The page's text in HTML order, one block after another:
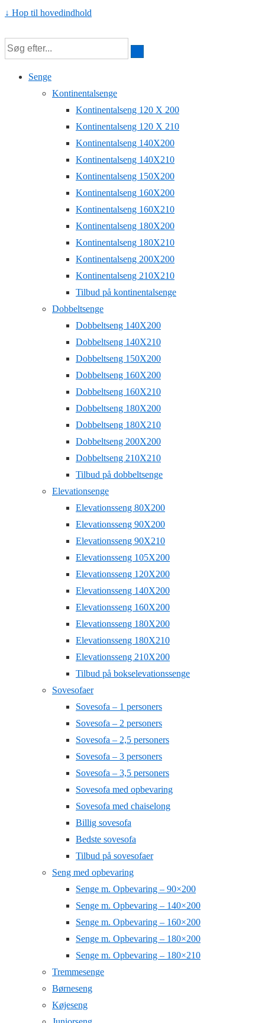
↓ Hop til hovedindhold
Senge
Kontinentalsenge
Kontinentalseng 120 X 200
Kontinentalseng 120 X 210
Kontinentalseng 140X200
Kontinentalseng 140X210
Kontinentalseng 150X200
Kontinentalseng 160X200
Kontinentalseng 160X210
Kontinentalseng 180X200
Kontinentalseng 180X210
Kontinentalseng 200X200
Kontinentalseng 210X210
Tilbud på kontinentalsenge
Dobbeltsenge
Dobbeltseng 140X200
Dobbeltseng 140X210
Dobbeltseng 150X200
Dobbeltseng 160X200
Dobbeltseng 160X210
Dobbeltseng 180X200
Dobbeltseng 180X210
Dobbeltseng 200X200
Dobbeltseng 210X210
Tilbud på dobbeltsenge
Elevationsenge
Elevationsseng 80X200
Elevationsseng 90X200
Elevationsseng 90X210
Elevationsseng 105X200
Elevationsseng 120X200
Elevationsseng 140X200
Elevationsseng 160X200
Elevationsseng 180X200
Elevationsseng 180X210
Elevationsseng 210X200
Tilbud på bokselevationssenge
Sovesofaer
Sovesofa – 1 personers
Sovesofa – 2 personers
Sovesofa – 2,5 personers
Sovesofa – 3 personers
Sovesofa – 3,5 personers
Sovesofa med opbevaring
Sovesofa med chaiselong
Billig sovesofa
Bedste sovesofa
Tilbud på sovesofaer
Seng med opbevaring
Senge m. Opbevaring – 90×200
Senge m. Opbevaring – 140×200
Senge m. Opbevaring – 160×200
Senge m. Opbevaring – 180×200
Senge m. Opbevaring – 180×210
Tremmesenge
Børneseng
Køjeseng